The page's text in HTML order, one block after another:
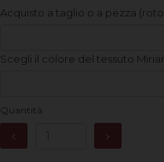
Acquisto a taglio o a pezza
Scegli il colore del tessuto
Quantità